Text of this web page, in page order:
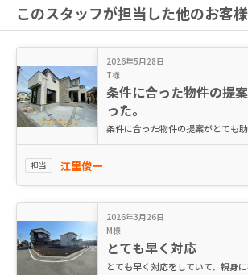
このスタッフが担当した他のお客
2026年5月28日
T様
条件に合った物件の提
った。
条件に合った物件の提案がとても助
担当 江里俊一
2026年3月26日
M様
とても早く対応
とても早く対応をしていて、親身